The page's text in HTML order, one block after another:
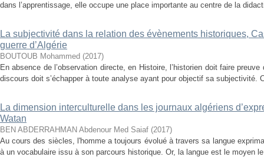
dans l’apprentissage, elle occupe une place importante au centre de la
La subjectivité dans la relation des évènements historiques,
guerre d’Algérie
BOUTOUB Mohammed (2017)
En absence de l’observation directe, en Histoire, l’historien doit faire
discours doit s’échapper à toute analyse ayant pour objectif sa subjectivité.
La dimension interculturelle dans les journaux algériens
Watan
BEN ABDERRAHMAN Abdenour Med Saiaf (2017)
Au cours des siècles, l'homme a toujours évolué à travers sa langue
à un vocabulaire issu à son parcours historique. Or, la langue est le moyen